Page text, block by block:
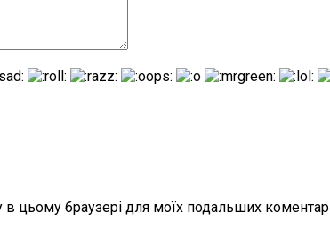
в цьому браузері для моїх подальших